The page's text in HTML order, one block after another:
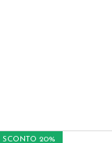
SCONTO 20%